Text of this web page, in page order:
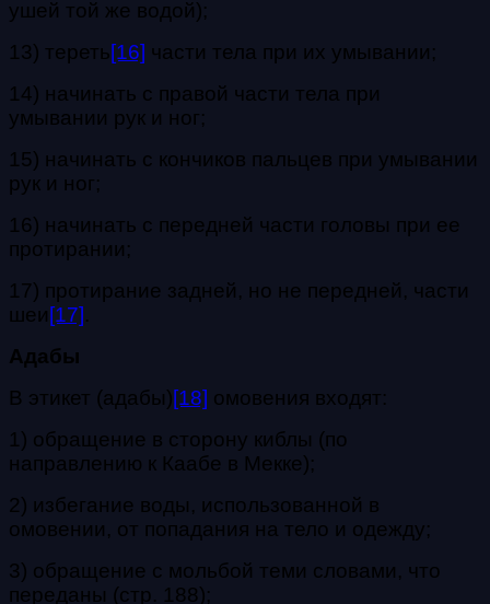
ушей той же водой);
13) тереть[16] части тела при их умывании;
14) начинать с правой части тела при
умывании рук и ног;
15) начинать с кончиков пальцев при умывании
рук и ног;
16) начинать с передней части головы при ее
протирании;
17) протирание задней, но не передней, части
шеи[17].
Адабы
В этикет (адабы)[18] омовения входят:
1) обращение в сторону киблы (по
направлению к Каабе в Мекке);
2) избегание воды, использованной в
омовении, от попадания на тело и одежду;
3) обращение с мольбой теми словами, что
переданы (стр. 188);